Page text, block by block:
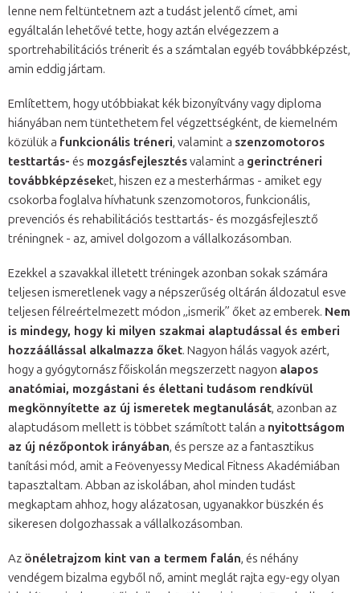
lenne nem feltüntetnem azt a tudást jelentő címet, ami
egyáltalán lehetővé tette, hogy aztán elvégezzem a
sportrehabilitációs trénerit és a számtalan egyéb továbbképzést,
amin eddig jártam.
Említettem, hogy utóbbiakat kék bizonyítvány vagy diploma
hiányában nem tüntethetem fel végzettségként, de kiemelném
közülük a funkcionális tréneri, valamint a szenzomotoros
testtartás- és mozgásfejlesztésvalamint a gerinctréneri
továbbképzéseket, hiszen ez a mesterhármas - amiket egy
csokorba foglalva hívhatunk szenzomotoros, funkcionális,
prevenciós és rehabilitációs testtartás- és mozgásfejlesztő
tréningnek - az, amivel dolgozom a vállalkozásomban.
Ezekkel a szavakkal illetett tréningek azonban sokak számára
teljesen ismeretlenek vagy a népszerűség oltárán áldozatul esve
teljesen félreértelmezett módon „ismerik” őket az emberek. Nem
is mindegy, hogy ki milyen szakmai alaptudással és emberi
hozzáállással alkalmazza őket. Nagyon hálás vagyok azért,
hogy a gyógytornász főiskolán megszerzett nagyon alapos
anatómiai, mozgástani és élettani tudásom rendkívül
megkönnyítette az új ismeretek megtanulását, azonban az
alaptudásom mellett is többet számított talán a nyitottságom
az új nézőpontok irányában, és persze az a fantasztikus
tanítási mód, amit a Feövenyessy Medical Fitness Akadémiában
tapasztaltam. Abban az iskolában, ahol minden tudást
megkaptam ahhoz, hogy alázatosan, ugyanakkor büszkén és
sikeresen dolgozhassak a vállalkozásomban.
Az önéletrajzom kint van a termem falán, és néhány
vendégem bizalma egyből nő, amint meglát rajta egy-egy olyan